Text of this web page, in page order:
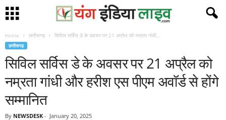
Home छत्तीसगढ़ सिविल सर्विस डे के अवसर पर 21 अप्रैल को नम्रता गांधी...
छत्तीसगढ़
सिविल सर्विस डे के अवसर पर 21 अप्रैल को
नम्रता गांधी और हरीश एस पीएम अवॉर्ड से होंगे
सम्मानित
By NEWSDESK - January 20, 2025